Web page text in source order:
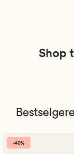
Shop
-40%